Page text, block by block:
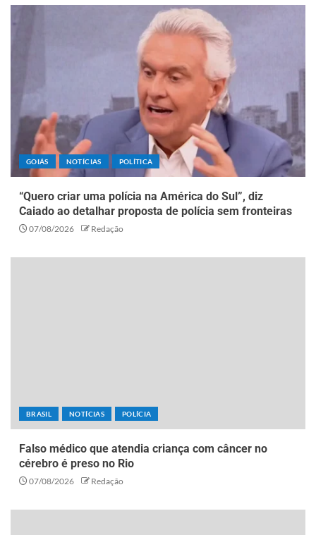
GOIÁS NOTÍCIAS POLÍTICA
“Quero criar uma polícia na América do Sul”, diz
Caiado ao detalhar proposta de polícia sem fronteiras
07/08/2026 Redação
BRASIL NOTÍCIAS POLÍCIA
Falso médico que atendia criança com câncer no
cérebro é preso no Rio
07/08/2026 Redação